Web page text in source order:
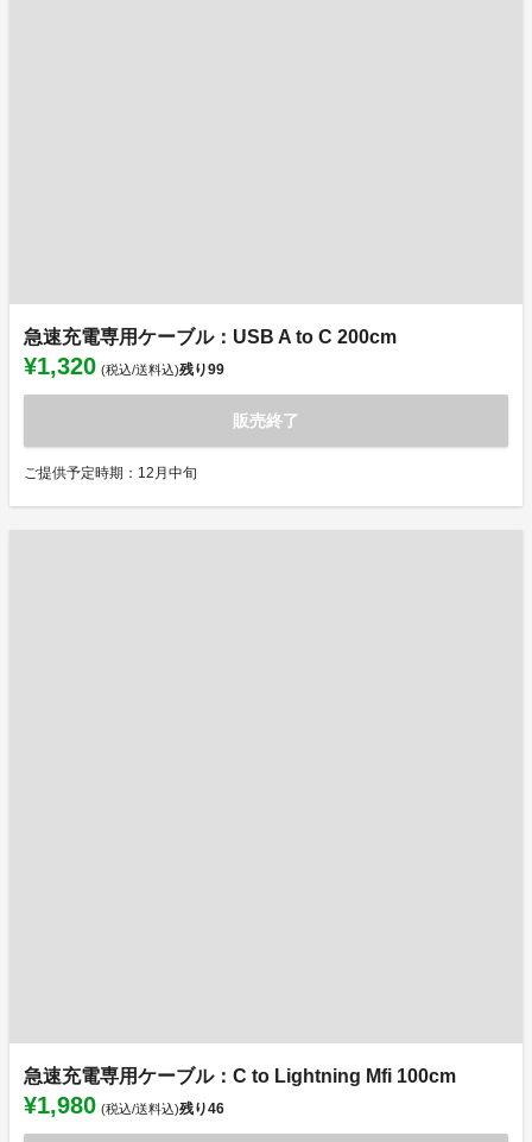
急速充電専用ケーブル：USB A to C 200cm
¥1,320 (税込/送料込)残り99
販売終了
ご提供予定時期：12月中旬
急速充電専用ケーブル：C to Lightning Mfi 100cm
¥1,980 (税込/送料込)残り46